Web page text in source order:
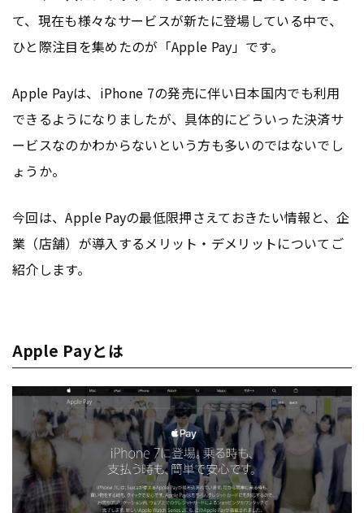
て、現在も様々なサービスが新たに登場している中で、
ひと際注目を集めたのが「Apple Pay」です。
Apple Payは、iPhone 7の発売に伴い日本国内でも利用
できるようになりましたが、具体的にどういった決済サ
ービスなのかわからないという方も多いのではないでし
ょうか。
今回は、Apple Payの最低限押さえておきたい情報と、企
業（店舗）が導入するメリット・デメリットについてご
紹介します。
Apple Payとは